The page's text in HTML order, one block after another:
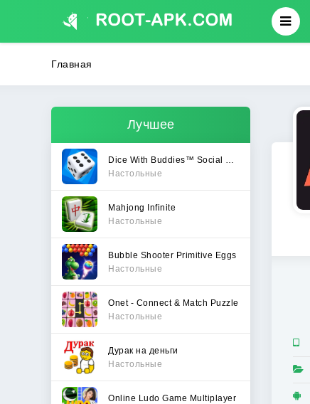
Главная
Лучшее
Настольные
Mahjong Infinite
Настольные
Bubble Shooter Primitive Eggs
Настольные
Onet - Connect & Match Puzzle
Настольные
Дурак на деньги
Настольные
Online Ludo Game Multiplayer